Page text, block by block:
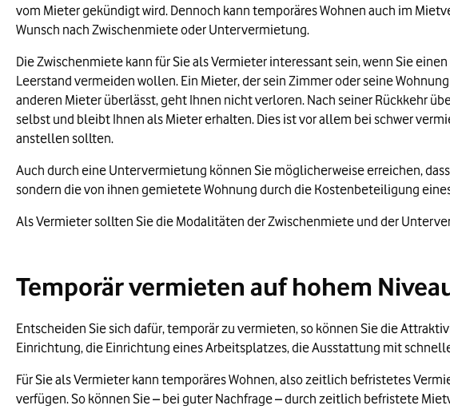
vom Mieter gekündigt wird. Dennoch kann temporäres Wohnen auch im
Wunsch nach Zwischenmiete oder Untervermietung.
Die Zwischenmiete kann für Sie als Vermieter interessant sein, wenn Sie
Leerstand vermeiden wollen. Ein Mieter, der sein Zimmer oder seine
anderen Mieter überlässt, geht Ihnen nicht verloren. Nach seiner Rückkehr
selbst und bleibt Ihnen als Mieter erhalten. Dies ist vor allem bei schwer
anstellen sollten.
Auch durch eine Untervermietung können Sie möglicherweise erreichen,
sondern die von ihnen gemietete Wohnung durch die Kostenbeteiligung
Als Vermieter sollten Sie die Modalitäten der Zwischenmiete und der
Temporär vermieten auf hohem
Entscheiden Sie sich dafür, temporär zu vermieten, so können Sie die
Einrichtung, die Einrichtung eines Arbeitsplatzes, die Ausstattung mit
Für Sie als Vermieter kann temporäres Wohnen, also zeitlich befristetes
verfügen. So können Sie – bei guter Nachfrage – durch zeitlich befristete